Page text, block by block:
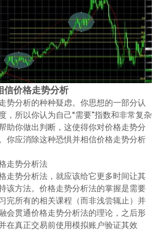
信价格走势分析
势分析的种种疑虑。你思想的一部分认
，所以你认为自己“需要”指数和非常复杂
助你做出判断，这使得你对价格走势分
你应消除这种恐惧并相信价格走势分析
走势分析法
走势分析法，就应该给它更多时间让其
该方法。价格走势分析法的掌握是需要
完所有的相关课程（而非浅尝辄止）并
会贯通价格走势分析法的理论，之后形
在真正交易前使用模拟账户验证其效